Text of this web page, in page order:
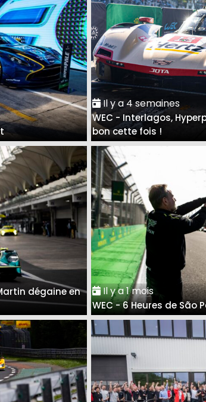
Il y a 4 semaines
WEC - Interlagos,
bon cette fois !
dégaine en
Il y a 1 mois
WEC - 6 Heures de São